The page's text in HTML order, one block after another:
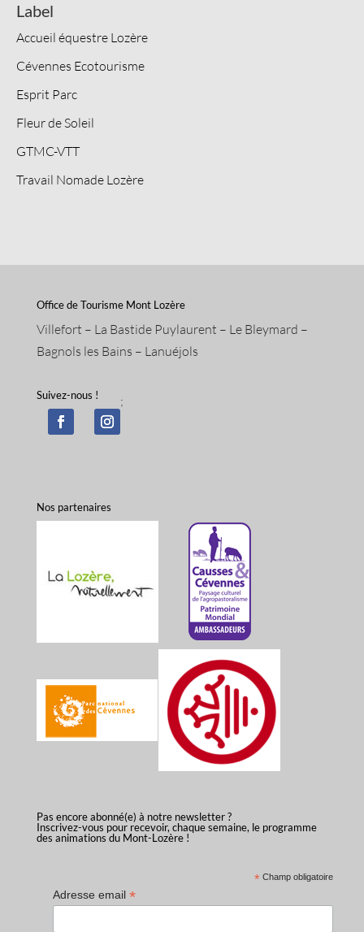
Label
Accueil équestre Lozère
Cévennes Ecotourisme
Esprit Parc
Fleur de Soleil
GTMC-VTT
Travail Nomade Lozère
Office de Tourisme Mont Lozère
Villefort – La Bastide Puylaurent – Le Bleymard –
Bagnols les Bains – Lanuéjols
Suivez-nous ! ;
Nos partenaires
Pas encore abonné(e) à notre newsletter ?
Inscrivez-vous pour recevoir, chaque semaine, le programme
des animations du Mont-Lozère !
* Champ obligatoire
Adresse email *